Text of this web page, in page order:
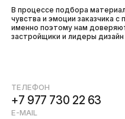
ТЕЛЕФОН
+7 977 730 22 63
E-MAIL
В процессе подбора
чувства и эмоции заказчика
именно поэтому нам
застройщики и лидеры